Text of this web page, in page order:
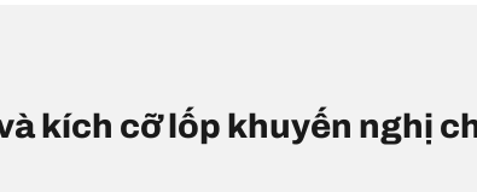
kích cỡ lốp khuyến nghị